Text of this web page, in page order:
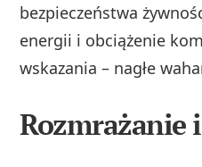
bezpieczeństwa
energii i obciążenie
wskazania – nagłe
Rozmrażanie